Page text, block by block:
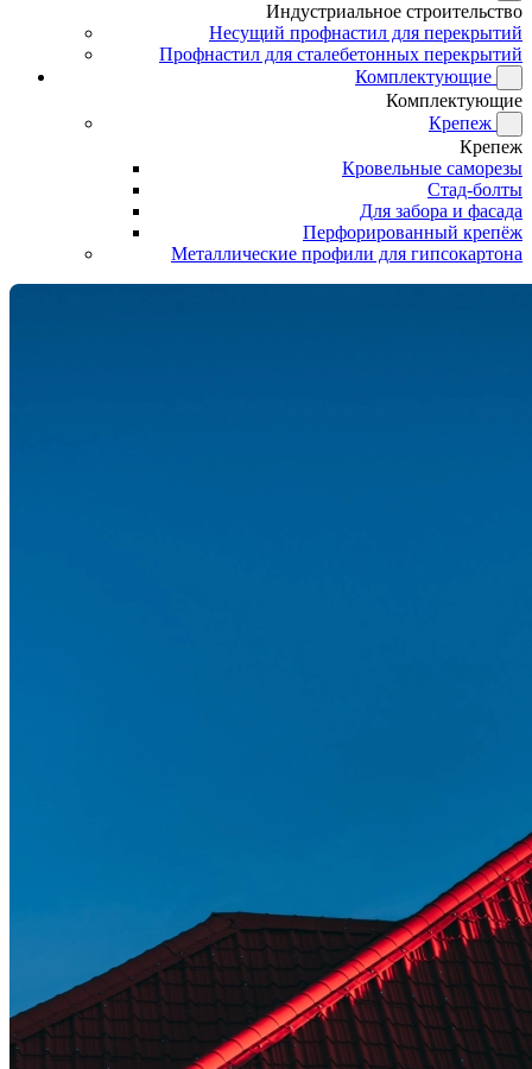
Индустриальное строительство
Несущий профнастил для перекрытий
Профнастил для сталебетонных перекрытий
Комплектующие
Комплектующие
Крепеж
Крепеж
Кровельные саморезы
Стад-болты
Для забора и фасада
Перфорированный крепёж
Металлические профили для гипсокартона